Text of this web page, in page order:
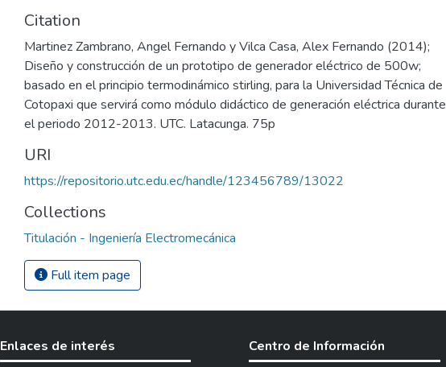
Citation
Martinez Zambrano, Angel Fernando y Vilca Casa, Alex Fernando (2014);
Diseño y construcción de un prototipo de generador eléctrico de 500w;
basado en el principio termodinámico stirling, para la Universidad Técnica de
Cotopaxi que servirá como módulo didáctico de generación eléctrica durante
el periodo 2012-2013. UTC. Latacunga. 75p
URI
https://repositorio.utc.edu.ec/handle/123456789/13022
Collections
Titulación - Ingeniería Electromecánica
Full item page
Enlaces de interés Centro de Información